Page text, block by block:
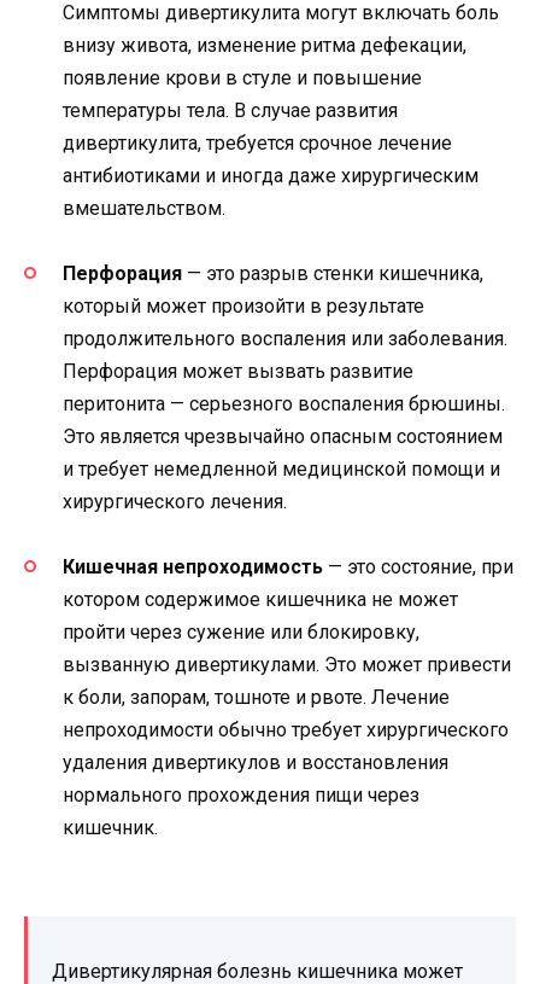
Симптомы дивертикулита могут включать боль
внизу живота, изменение ритма дефекации,
появление крови в стуле и повышение
температуры тела. В случае развития
дивертикулита, требуется срочное лечение
антибиотиками и иногда даже хирургическим
вмешательством.
Перфорация — это разрыв стенки кишечника,
который может произойти в результате
продолжительного воспаления или заболевания.
Перфорация может вызвать развитие
перитонита — серьезного воспаления брюшины.
Это является чрезвычайно опасным состоянием
и требует немедленной медицинской помощи и
хирургического лечения.
Кишечная непроходимость — это состояние, при
котором содержимое кишечника не может
пройти через сужение или блокировку,
вызванную дивертикулами. Это может привести
к боли, запорам, тошноте и рвоте. Лечение
непроходимости обычно требует хирургического
удаления дивертикулов и восстановления
нормального прохождения пищи через
кишечник.
Дивертикулярная болезнь кишечника может